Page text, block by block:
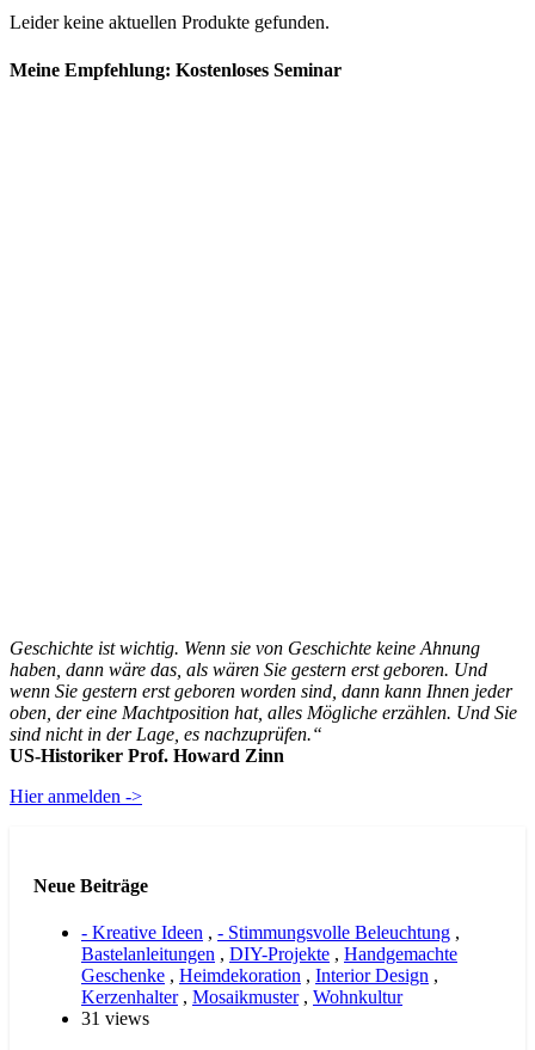
Leider keine aktuellen Produkte gefunden.
Meine Empfehlung: Kostenloses Seminar
Geschichte ist wichtig. Wenn sie von Geschichte keine Ahnung
haben, dann wäre das, als wären Sie gestern erst geboren. Und
wenn Sie gestern erst geboren worden sind, dann kann Ihnen jeder
oben, der eine Machtposition hat, alles Mögliche erzählen. Und Sie
sind nicht in der Lage, es nachzuprüfen.“
US-Historiker Prof. Howard Zinn
Hier anmelden ->
Neue Beiträge
- Kreative Ideen , - Stimmungsvolle Beleuchtung ,
Bastelanleitungen , DIY-Projekte , Handgemachte
Geschenke , Heimdekoration , Interior Design ,
Kerzenhalter, Mosaikmuster, Wohnkultur
31 views